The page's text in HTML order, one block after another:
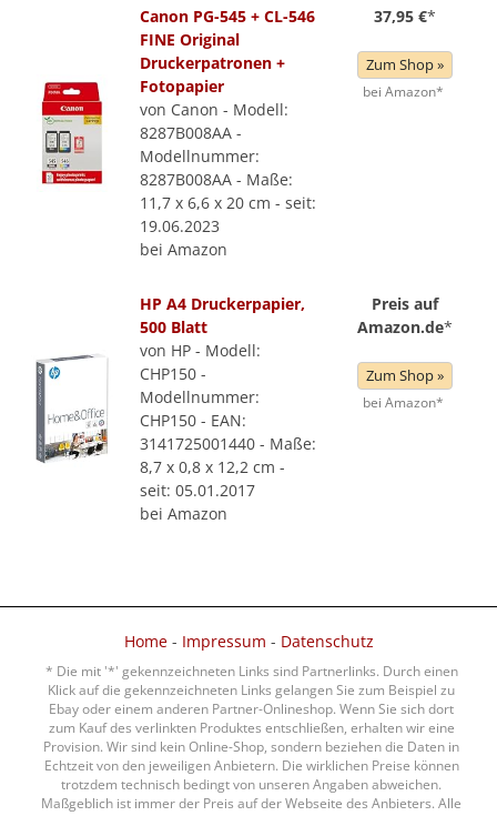
Canon PG-545 + CL-546
FINE Original
Druckerpatronen +
Fotopapier
von Canon - Modell:
8287B008AA -
Modellnummer:
8287B008AA - Maße:
11,7 x 6,6 x 20 cm - seit:
19.06.2023
bei Amazon
37,95 €*
Zum Shop »
bei Amazon*
HP A4 Druckerpapier,
500 Blatt
von HP - Modell:
CHP150 -
Modellnummer:
CHP150 - EAN:
3141725001440 - Maße:
8,7 x 0,8 x 12,2 cm -
seit: 05.01.2017
bei Amazon
Preis auf
Amazon.de*
Zum Shop »
bei Amazon*
Home- Impressum - Datenschutz
* Die mit '*' gekennzeichneten Links sind Partnerlinks. Durch einen
Klick auf die gekennzeichneten Links gelangen Sie zum Beispiel zu
Ebay oder einem anderen Partner-Onlineshop. Wenn Sie sich dort
zum Kauf des verlinkten Produktes entschließen, erhalten wir eine
Provision. Wir sind kein Online-Shop, sondern beziehen die Daten in
Echtzeit von den jeweiligen Anbietern. Die wirklichen Preise können
trotzdem technisch bedingt von unseren Angaben abweichen.
Maßgeblich ist immer der Preis auf der Webseite des Anbieters. Alle